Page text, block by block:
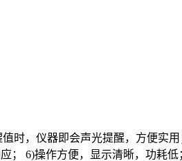
时，仪器即会声光提醒，方便实
； 6)操作方便，显示清晰，功耗低